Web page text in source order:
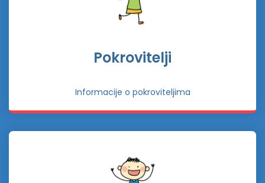
Pokrovitelji
Informacije o pokroviteljima